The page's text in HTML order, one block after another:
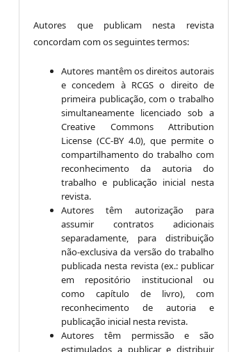
Autores que publicam nesta revista
concordam com os seguintes termos:
Autores mantêm os direitos autorais
e concedem à RCGS o direito de
primeira publicação, com o trabalho
simultaneamente licenciado sob a
Creative Commons Attribution
License (CC-BY 4.0), que permite o
compartilhamento do trabalho com
reconhecimento da autoria do
trabalho e publicação inicial nesta
revista.
Autores têm autorização para
assumir contratos adicionais
separadamente, para distribuição
não-exclusiva da versão do trabalho
publicada nesta revista (ex.: publicar
em repositório institucional ou
como capítulo de livro), com
reconhecimento de autoria e
publicação inicial nesta revista.
Autores têm permissão e são
estimulados a publicar e distribuir